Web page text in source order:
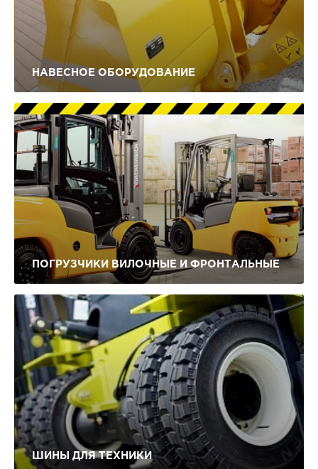
НАВЕСНОЕ ОБОРУДОВАНИЕ
ПОГРУЗЧИКИ ВИЛОЧНЫЕ И ФРОНТАЛЬНЫЕ
ШИНЫ ДЛЯ ТЕХНИКИ